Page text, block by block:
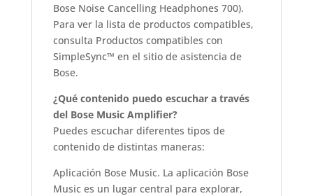
Bose Noise Cancelling Headphones 700).
Para ver la lista de productos compatibles,
consulta Productos compatibles con
SimpleSync™ en el sitio de asistencia de
Bose.
¿Qué contenido puedo escuchar a través
del Bose Music Amplifier?
Puedes escuchar diferentes tipos de
contenido de distintas maneras:
Aplicación Bose Music. La aplicación Bose
Music es un lugar central para explorar,